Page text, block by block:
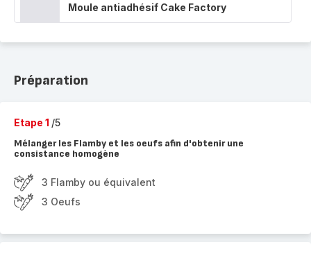
Moule antiadhésif Cake Factory
Préparation
Etape 1 /5
Mélanger les Flamby et les oeufs afin d'obtenir une
consistance homogène
3 Flamby ou équivalent
3 Oeufs